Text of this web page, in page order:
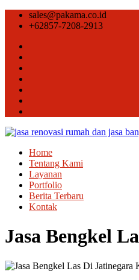
sales@pakama.co.id
+62857-7208-2913
Home
Tentang Kami
Layanan
Portfolio
Berita Terbaru
Kontak
Jasa Bengkel